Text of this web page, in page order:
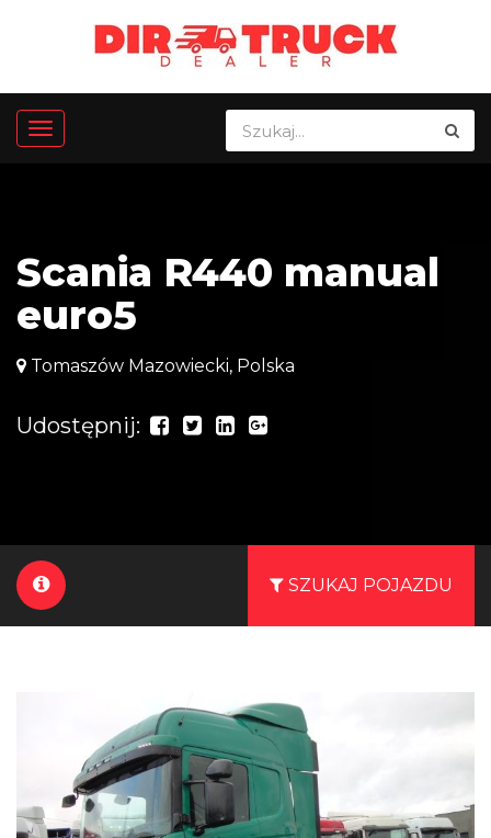
Scania R440 manual
euro5
Tomaszów Mazowiecki, Polska
Udostępnij:
SZUKAJ POJAZDU